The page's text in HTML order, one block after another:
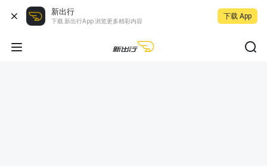
新出行
下载 新出行App 浏览更多精彩内容
下载 App